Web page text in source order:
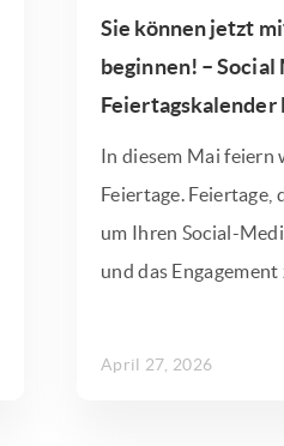
Sie können jetzt
beginnen! – Social
Feiertagskalender
In diesem Mai feiern
Feiertage. Feiertage,
um Ihren Social-
und das
April 27, 2026